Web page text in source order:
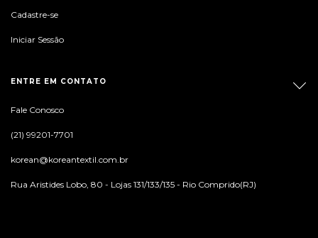
Cadastre-se
Iniciar Sessão
ENTRE EM CONTATO
Fale Conosco
(21) 99201-7701
korean@koreantextil.com.br
Rua Aristides Lobo, 80 - Lojas 131/133/135 - Rio Comprido(RJ)